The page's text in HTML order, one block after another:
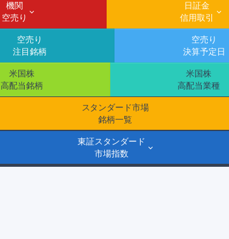
機関
空売り
日証金
信用取引
空売り
注目銘柄
空売り
決算予定日
米国株
高配当銘柄
米国株
高配当業種
スタンダード市場
銘柄一覧
東証スタンダード
市場指数